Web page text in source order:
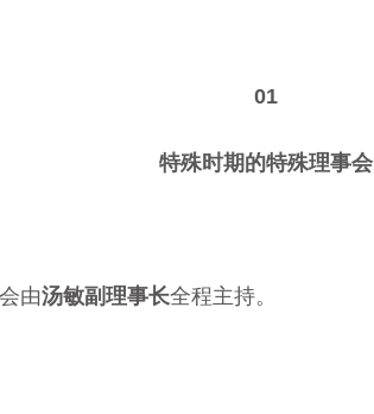
01
特殊时期的特殊理事会
由汤敏副理事长全程主持。